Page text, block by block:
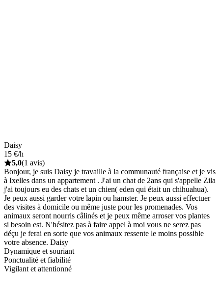
Daisy
15 €/h
5,0(1 avis)
Bonjour, je suis Daisy je travaille à la communauté française et je vis
à Ixelles dans un appartement . J'ai un chat de 2ans qui s'appelle Zila
j'ai toujours eu des chats et un chien( eden qui était un chihuahua).
Je peux aussi garder votre lapin ou hamster. Je peux aussi effectuer
des visites à domicile ou même juste pour les promenades. Vos
animaux seront nourris câlinés et je peux même arroser vos plantes
si besoin est. N'hésitez pas à faire appel à moi vous ne serez pas
déçu je ferai en sorte que vos animaux ressente le moins possible
votre absence. Daisy
Dynamique et souriant
Ponctualité et fiabilité
Vigilant et attentionné